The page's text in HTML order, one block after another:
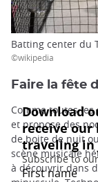
Batting center du
©wikipedia
Faire la fête
Comme toutes
et propose des
de boite de nuit
scène musicale
à découvrir dans